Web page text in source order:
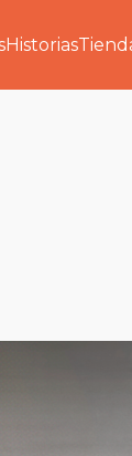
Historias